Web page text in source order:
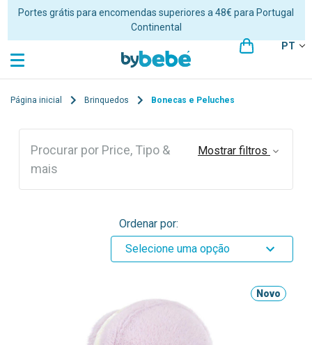
Portes grátis para encomendas superiores a 48€ para Portugal
Continental
PT
Página inicial Brinquedos Bonecas e Peluches
Procurar por Price, Tipo &
mais
Mostrar filtros
Ordenar por:
Selecione uma opção
Novo